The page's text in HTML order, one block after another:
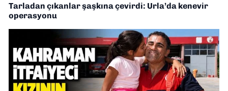
Tarladan çıkanlar şaşkına çevirdi: Urla’da kenevir
operasyonu